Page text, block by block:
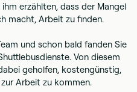
erzählten, dass der Mangel
macht, Arbeit zu finden.
und schon bald fanden Sie
Von diesem
geholfen, kostengünstig,
Arbeit zu kommen.